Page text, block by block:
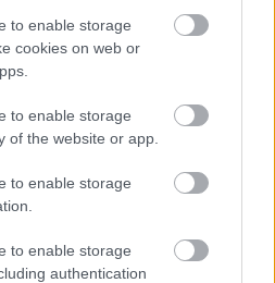
to enable storage
cookies on web or
to enable storage
of the website or app.
to enable storage
to enable storage
authentication
Žena, búracie kladivo a
vôňa dreva: Takáto
1654 sa nevidí každý
deň!